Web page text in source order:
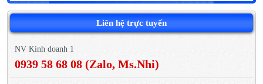
Liên hệ trực tuyến
NV Kinh doanh 1
0939 58 68 08 (Zalo, Ms.Nhi)